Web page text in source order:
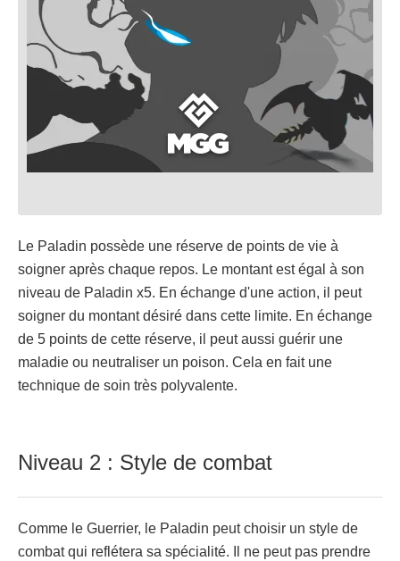
Le Paladin possède une réserve de points de vie à
soigner après chaque repos. Le montant est égal à son
niveau de Paladin x5. En échange d'une action, il peut
soigner du montant désiré dans cette limite. En échange
de 5 points de cette réserve, il peut aussi guérir une
maladie ou neutraliser un poison. Cela en fait une
technique de soin très polyvalente.
Niveau 2 : Style de combat
Comme le Guerrier, le Paladin peut choisir un style de
combat qui reflétera sa spécialité. Il ne peut pas prendre